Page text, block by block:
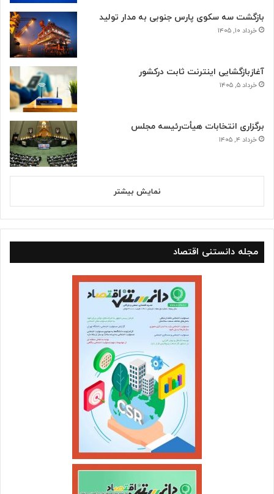
بازگشت سه سکوی پارس جنوبی به مدار تولید
خرداد ۱۰, ۱۴۰۵
آغازبازگشایی اینترنت ثابت درکشور
خرداد ۵, ۱۴۰۵
برگزاری انتخابات هیأت‌رئیسه مجلس
خرداد ۴, ۱۴۰۵
نمایش بیشتر
مجله دانستنی اقتصاد